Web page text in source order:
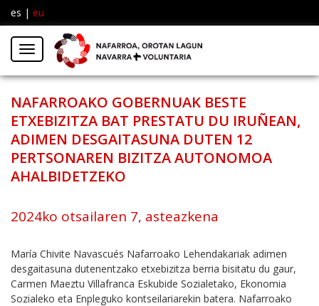
es | eu
Menú
NAFARROAKO GOBERNUAK BESTE
ETXEBIZITZA BAT PRESTATU DU IRUÑEAN,
ADIMEN DESGAITASUNA DUTEN 12
PERTSONAREN BIZITZA AUTONOMOA
AHALBIDETZEKO
2024ko otsailaren 7, asteazkena
María Chivite Navascués Nafarroako Lehendakariak adimen
desgaitasuna dutenentzako etxebizitza berria bisitatu du gaur,
Carmen Maeztu Villafranca Eskubide Sozialetako, Ekonomia
Sozialeko eta Enpleguko kontseilariarekin batera. Nafarroako